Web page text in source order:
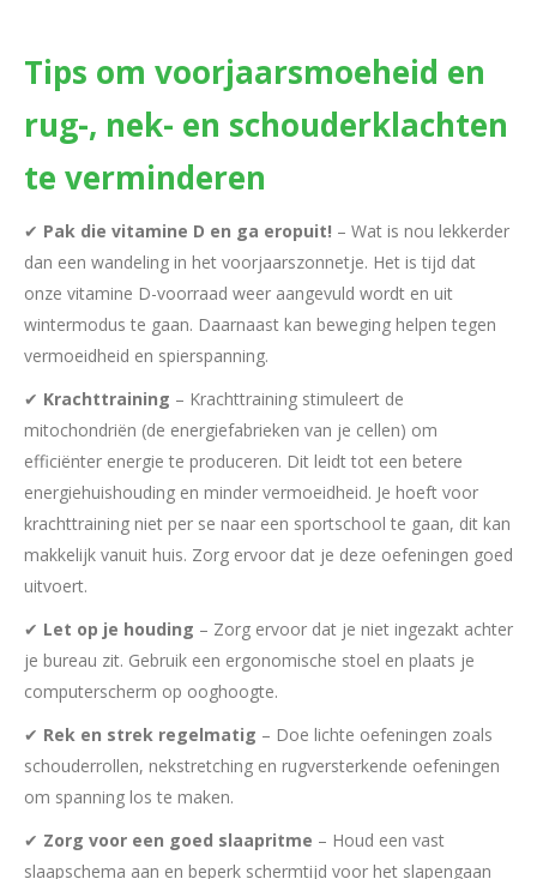
Tips om voorjaarsmoeheid en
rug-, nek- en schouderklachten
te verminderen
✔ Pak die vitamine D en ga eropuit! – Wat is nou lekkerder
dan een wandeling in het voorjaarszonnetje. Het is tijd dat
onze vitamine D-voorraad weer aangevuld wordt en uit
wintermodus te gaan. Daarnaast kan beweging helpen tegen
vermoeidheid en spierspanning.
✔ Krachttraining – Krachttraining stimuleert de
mitochondriën (de energiefabrieken van je cellen) om
efficiënter energie te produceren. Dit leidt tot een betere
energiehuishouding en minder vermoeidheid. Je hoeft voor
krachttraining niet per se naar een sportschool te gaan, dit kan
makkelijk vanuit huis. Zorg ervoor dat je deze oefeningen goed
uitvoert.
✔ Let op je houding – Zorg ervoor dat je niet ingezakt achter
je bureau zit. Gebruik een ergonomische stoel en plaats je
computerscherm op ooghoogte.
✔ Rek en strek regelmatig – Doe lichte oefeningen zoals
schouderrollen, nekstretching en rugversterkende oefeningen
om spanning los te maken.
✔ Zorg voor een goed slaapritme – Houd een vast
slaapschema aan en beperk schermtijd voor het slapengaan